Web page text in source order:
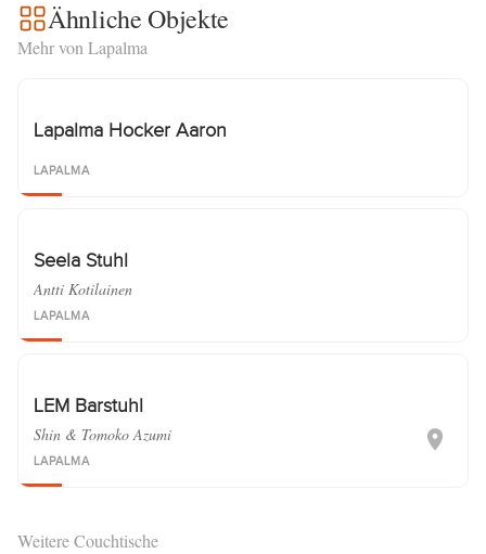
Ähnliche Objekte
Mehr von Lapalma
Lapalma Hocker Aaron
LAPALMA
Seela Stuhl
Antti Kotilainen
LAPALMA
LEM Barstuhl
Shin & Tomoko Azumi
LAPALMA
Weitere Couchtische